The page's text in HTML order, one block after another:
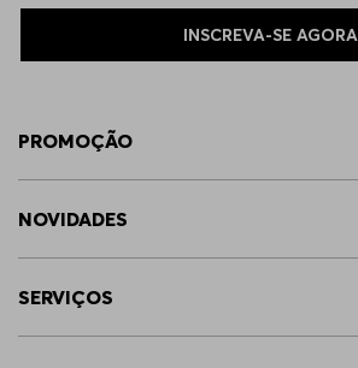
INSCREVA-SE AGORA
PROMOÇÃO
NOVIDADES
SERVIÇOS